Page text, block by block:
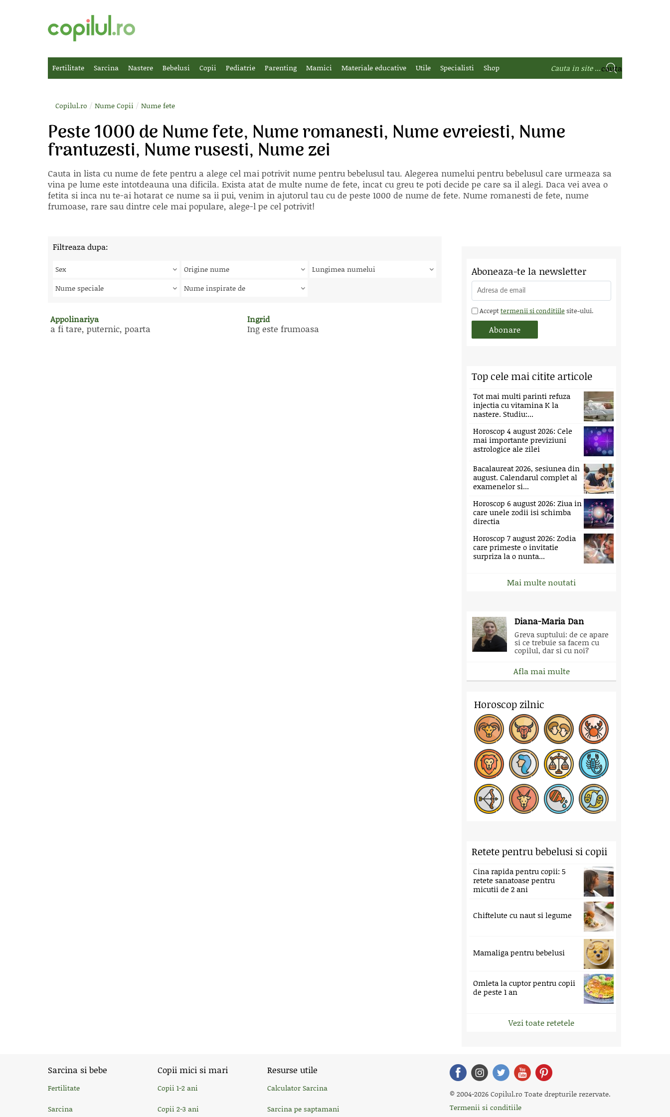
Fertilitate Sarcina Nastere Bebelusi Copii Pediatrie Parenting Mamici Materiale educative Utile Specialisti Shop
Copilul.ro / Nume Copii / Nume fete
Peste 1000 de Nume fete, Nume romanesti, Nume evreiesti, Nume
frantuzesti, Nume rusesti, Nume zei
Cauta in lista cu nume de fete pentru a alege cel mai potrivit nume pentru bebelusul tau. Alegerea numelui pentru bebelusul care urmeaza sa
vina pe lume este intotdeauna una dificila. Exista atat de multe nume de fete, incat cu greu te poti decide pe care sa il alegi. Daca vei avea o
fetita si inca nu te-ai hotarat ce nume sa ii pui, venim in ajutorul tau cu de peste 1000 de nume de fete. Nume romanesti de fete, nume
frumoase, rare sau dintre cele mai populare, alege-l pe cel potrivit!
Filtreaza dupa:
Sex Origine nume
Lungimea numelui
Nume speciale
Nume inspirate de
Appolinariya
a fi tare, puternic, poarta
Ingrid
Ing este frumoasa
Aboneaza-te la newsletter
Accepttermenii si conditiile site-ului.
Top cele mai citite articole
Tot mai multi parinti refuza
injectia cu vitamina K la
nastere. Studiu:...
Horoscop 4 august 2026: Cele
mai importante previziuni
astrologice ale zilei
Bacalaureat 2026, sesiunea din
august. Calendarul complet al
examenelor si...
Horoscop 6 august 2026: Ziua in
care unele zodii isi schimba
directia
Horoscop 7 august 2026: Zodia
care primeste o invitatie
surpriza la o nunta...
Mai multe noutati
Diana-Maria Dan
Greva suptului: de ce apare
si ce trebuie sa facem cu
copilul, dar si cu noi?
Afla mai multe
Horoscop zilnic
Retete pentru bebelusi si copii
Cina rapida pentru copii: 5
retete sanatoase pentru
micutii de 2 ani
Chiftelute cu naut si legume
Mamaliga pentru bebelusi
Omleta la cuptor pentru copii
de peste 1 an
Vezi toate retetele
Sarcina si bebe
Fertilitate
Sarcina
Copii mici si mari
Copii 1-2 ani
Copii 2-3 ani
Resurse utile
Calculator Sarcina
Sarcina pe saptamani
© 2004-2026 Copilul.ro Toate drepturile rezervate.
Termenii si conditiile